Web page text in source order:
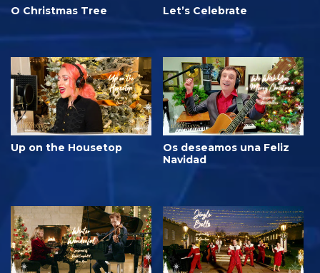
O Christmas Tree Let’s Celebrate
Up on the Housetop
Os deseamos una Feliz
Navidad